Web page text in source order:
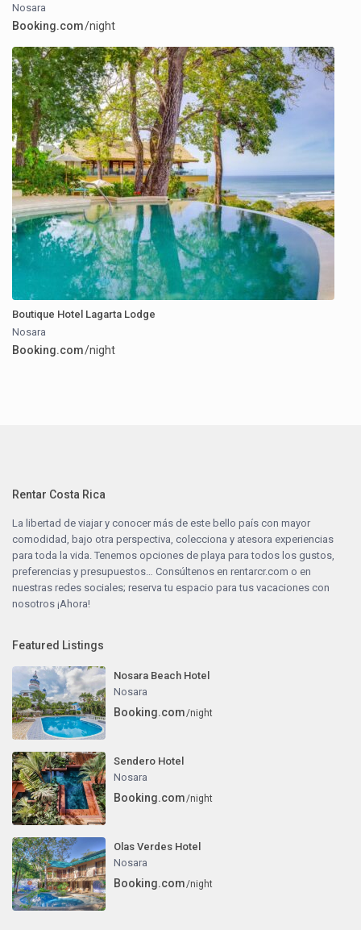
Nosara
Booking.com/night
Boutique Hotel Lagarta Lodge
Nosara
Booking.com/night
Rentar Costa Rica
La libertad de viajar y conocer más de este bello país con mayor
comodidad, bajo otra perspectiva, colecciona y atesora experiencias
para toda la vida. Tenemos opciones de playa para todos los gustos,
preferencias y presupuestos… Consúltenos enrentarcr.com o en
nuestras redes sociales; reserva tu espacio para tus vacaciones con
nosotros ¡Ahora!
Featured Listings
Nosara Beach Hotel
Nosara
Booking.com/night
Sendero Hotel
Nosara
Booking.com/night
Olas Verdes Hotel
Nosara
Booking.com/night